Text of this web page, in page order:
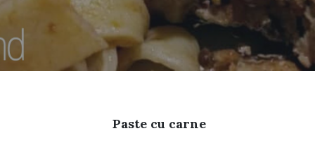
Paste cu carne